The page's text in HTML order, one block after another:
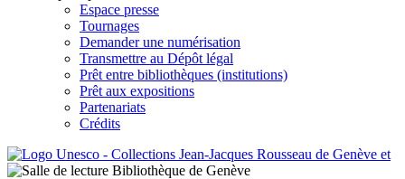
Espace presse
Tournages
Demander une numérisation
Transmettre au Dépôt légal
Prêt entre bibliothèques (institutions)
Prêt aux expositions
Partenariats
Crédits